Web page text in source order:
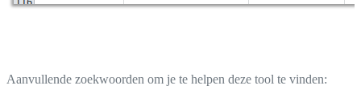
Aanvullende zoekwoorden om je te helpen deze tool te vinden: